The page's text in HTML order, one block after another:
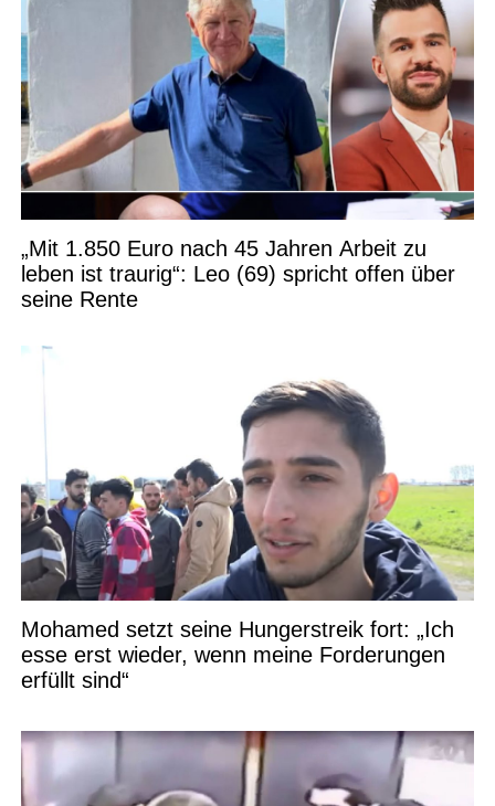
„Mit 1.850 Euro nach 45 Jahren Arbeit zu
leben ist traurig“: Leo (69) spricht offen über
seine Rente
Mohamed setzt seine Hungerstreik fort: „Ich
esse erst wieder, wenn meine Forderungen
erfüllt sind“